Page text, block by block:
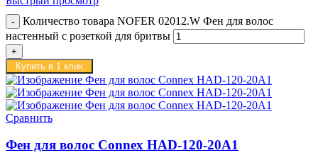
Количество товара NOFER 02012.W Фен для волос
настенный с розеткой для бритвы
Купить в 1 клик
Сравнить
Фен для волос Connex HAD-120-20A1